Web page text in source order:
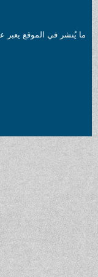
ما يُنشر في الموقع يعبر عن